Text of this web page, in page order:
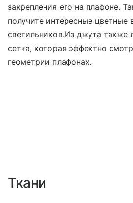
закрепления его на плафоне.
получите интересные цветные
светильников.Из джута также
сетка, которая эффектно
геометрии плафонах.
Ткани